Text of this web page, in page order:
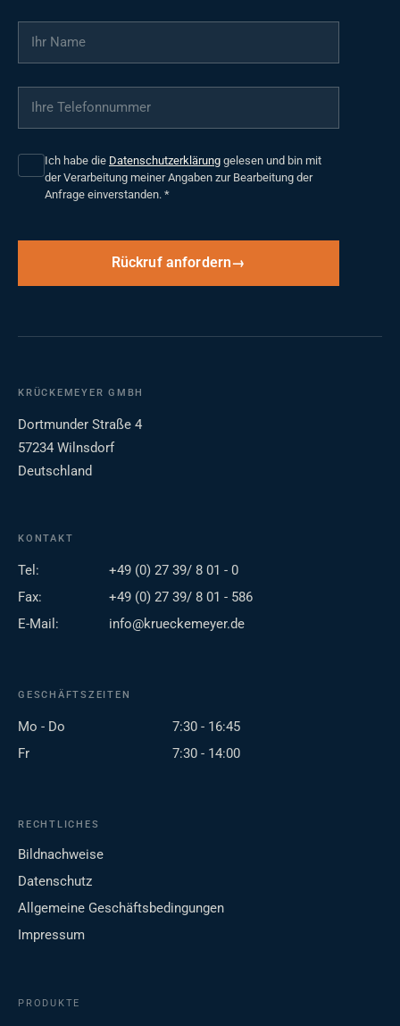
Ihr Name
Ihre Telefonnummer
Ich habe die Datenschutzerklärung gelesen und bin mit
der Verarbeitung meiner Angaben zur Bearbeitung der
Anfrage einverstanden. *
Rückruf anfordern
KRÜCKEMEYER GMBH
Dortmunder Straße 4
57234 Wilnsdorf
Deutschland
KONTAKT
Tel:
+49 (0) 27 39/ 8 01 - 0
Fax:
+49 (0) 27 39/ 8 01 - 586
E-Mail:
info@krueckemeyer.de
GESCHÄFTSZEITEN
Mo - Do
7:30 - 16:45
Fr
7:30 - 14:00
RECHTLICHES
Bildnachweise
Datenschutz
Allgemeine Geschäftsbedingungen
Impressum
PRODUKTE